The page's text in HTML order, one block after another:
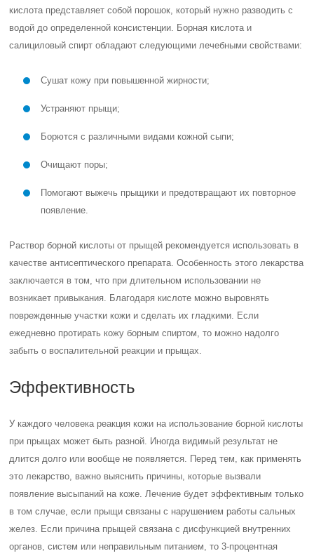
кислота представляет собой порошок, который нужно разводить с
водой до определенной консистенции. Борная кислота и
салициловый спирт обладают следующими лечебными свойствами:
Сушат кожу при повышенной жирности;
Устраняют прыщи;
Борются с различными видами кожной сыпи;
Очищают поры;
Помогают выжечь прыщики и предотвращают их повторное
появление.
Раствор борной кислоты от прыщей рекомендуется использовать в
качестве антисептического препарата. Особенность этого лекарства
заключается в том, что при длительном использовании не
возникает привыкания. Благодаря кислоте можно выровнять
поврежденные участки кожи и сделать их гладкими. Если
ежедневно протирать кожу борным спиртом, то можно надолго
забыть о воспалительной реакции и прыщах.
Эффективность
У каждого человека реакция кожи на использование борной кислоты
при прыщах может быть разной. Иногда видимый результат не
длится долго или вообще не появляется. Перед тем, как применять
это лекарство, важно выяснить причины, которые вызвали
появление высыпаний на коже. Лечение будет эффективным только
в том случае, если прыщи связаны с нарушением работы сальных
желез. Если причина прыщей связана с дисфункцией внутренних
органов, систем или неправильным питанием, то 3-процентная